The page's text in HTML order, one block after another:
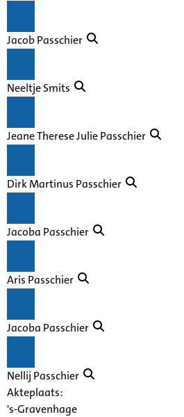
Jacob Passchier
Neeltje Smits
Jeane Therese Julie Passchier
Dirk Martinus Passchier
Jacoba Passchier
Aris Passchier
Jacoba Passchier
Nellij Passchier
Akteplaats:
's-Gravenhage